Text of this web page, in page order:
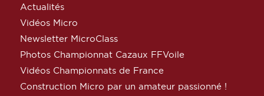
Actualités
Vidéos Micro
Newsletter MicroClass
Photos Championnat Cazaux FFVoile
Vidéos Championnats de France
Construction Micro par un amateur passionné !